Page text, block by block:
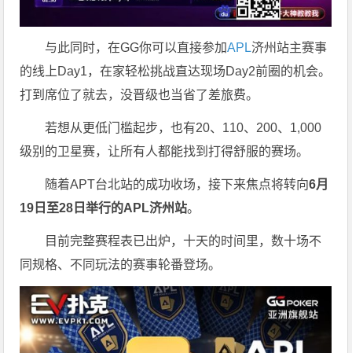
与此同时，在GG你可以直接参加APL济州站主赛事
的线上Day1，在家轻松挑战直达现场Day2前圈的机会。
打到席位了就去，没晋级也当省了差旅费。
若想从更低门槛起步，也有20、110、200、1,000
级别的卫星赛，让所有人都能找到打得舒服的赛场。
随着APT台北站的成功收场，接下来焦点将转向6月
19 日至28 日举行的APL济州站。
目前完整赛程表已出炉，十天的时间里，数十场不
同规格、不同玩法的赛事轮番登场。